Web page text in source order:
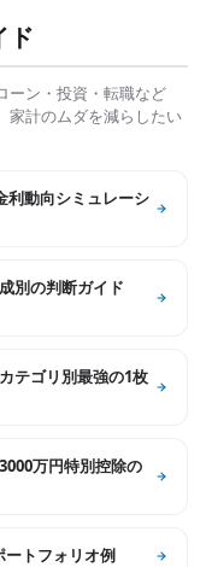
ド
ーン・投資・転職など
家計のムダを減らしたい
利動向シミュレーシ
別の判断ガイド
テゴリ別最強の1枚
万円特別控除の
トフォリオ例